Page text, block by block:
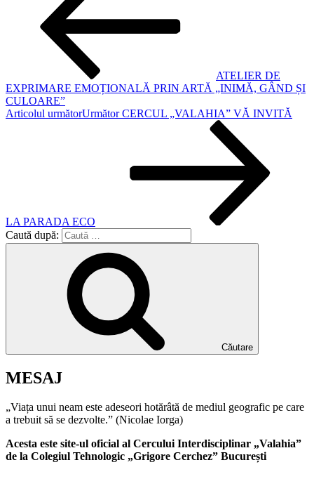
ATELIER DE
EXPRIMARE EMOȚIONALĂ PRIN ARTĂ „INIMĂ, GÂND ȘI
CULOARE”
Articolul următorUrmător CERCUL „VALAHIA” VĂ INVITĂ
LA PARADA ECO
Caută după:
Căutare
MESAJ
„Viața unui neam este adeseori hotărâtă de mediul geografic pe care
a trebuit să se dezvolte.” (Nicolae Iorga)
Acesta este site-ul oficial al Cercului Interdisciplinar „Valahia”
de la Colegiul Tehnologic „Grigore Cerchez” București